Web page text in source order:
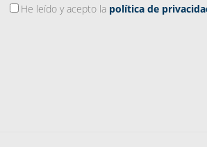
He leído y acepto la política de